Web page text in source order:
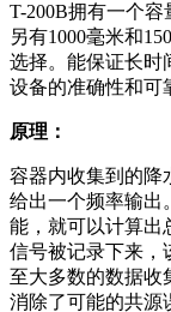
T-200B拥有一个容
另有1000毫米和
选择。能保证长时
设备的准确性和可
原理：
容器内收集到的降
给出一个频率输出
能，就可以计算出
信号被记录下来，
至大多数的数据收
消除了可能的共源